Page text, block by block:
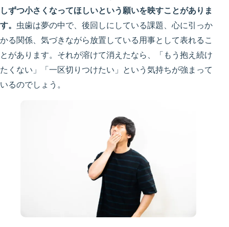
しずつ小さくなってほしいという願いを映すことがありま
す。 虫歯は夢の中で、後回しにしている課題、心に引っか
かる関係、気づきながら放置している用事として表れるこ
とがあります。それが溶けて消えたなら、「もう抱え続け
たくない」「一区切りつけたい」という気持ちが強まって
いるのでしょう。